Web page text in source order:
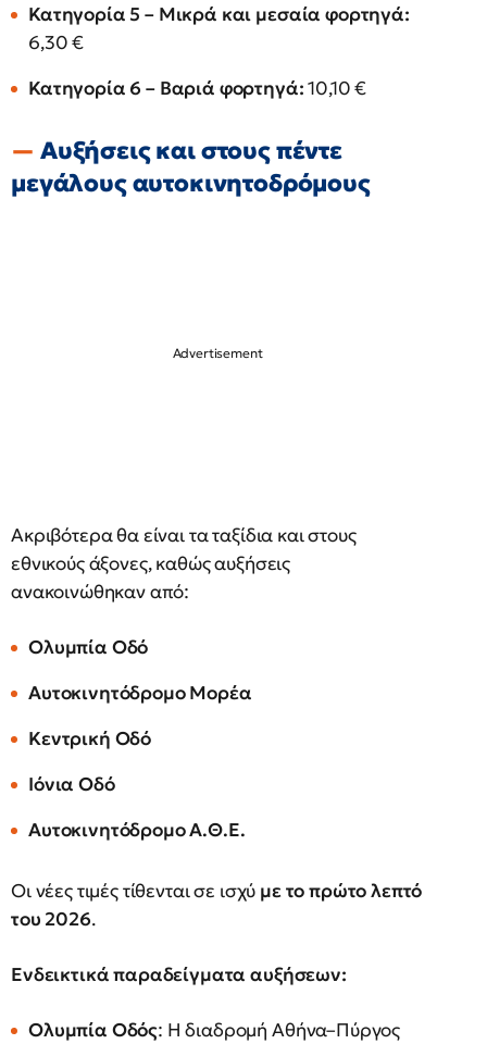
Κατηγορία 5 – Μικρά και μεσαία φορτηγά:
6,30 €
Κατηγορία 6 – Βαριά φορτηγά:10,10 €
Αυξήσεις και στους πέντε
μεγάλους αυτοκινητοδρόμους
Ακριβότερα θα είναι τα ταξίδια και στους
εθνικούς άξονες, καθώς αυξήσεις
ανακοινώθηκαν από:
Ολυμπία Οδό
Αυτοκινητόδρομο Μορέα
Κεντρική Οδό
Ιόνια Οδό
Αυτοκινητόδρομο Α.Θ.Ε.
Οι νέες τιμές τίθενται σε ισχύ με το πρώτο λεπτό
του 2026.
Ενδεικτικά παραδείγματα αυξήσεων:
Ολυμπία Οδός: Η διαδρομή Αθήνα–Πύργος